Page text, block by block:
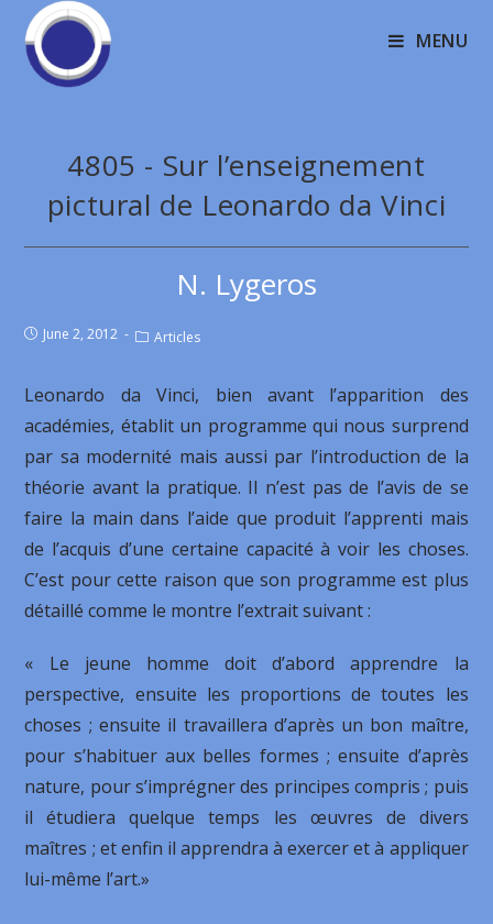
MENU
4805 - Sur l’enseignement
pictural de Leonardo da Vinci
N. Lygeros
June 2, 2012 Articles
Leonardo da Vinci, bien avant l’apparition des
académies, établit un programme qui nous surprend
par sa modernité mais aussi par l’introduction de la
théorie avant la pratique. Il n’est pas de l’avis de se
faire la main dans l’aide que produit l’apprenti mais
de l’acquis d’une certaine capacité à voir les choses.
C’est pour cette raison que son programme est plus
détaillé comme le montre l’extrait suivant :
« Le jeune homme doit d’abord apprendre la
perspective, ensuite les proportions de toutes les
choses ; ensuite il travaillera d’après un bon maître,
pour s’habituer aux belles formes ; ensuite d’après
nature, pour s’imprégner des principes compris ; puis
il étudiera quelque temps les œuvres de divers
maîtres ; et enfin il apprendra à exercer et à appliquer
lui-même l’art.»